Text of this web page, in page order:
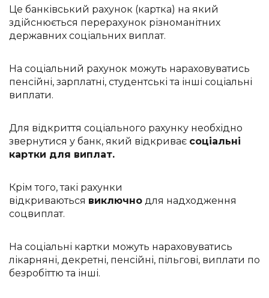
Це банківський рахунок (картка) на який
здійснюється перерахунок різноманітних
державних соціальних виплат.
На соціальний рахунок можуть нараховуватись
пенсійні, зарплатні, студентські та інші соціальні
виплати.
Для відкриття соціального рахунку необхідно
звернутися у банк, який відкриває соціальні
картки для виплат.
Крім того, такі рахунки
відкриваються виключно для надходження
соцвиплат.
На соціальні картки можуть нараховуватись
лікарняні, декретні, пенсійні, пільгові, виплати по
безробіттю та інші.